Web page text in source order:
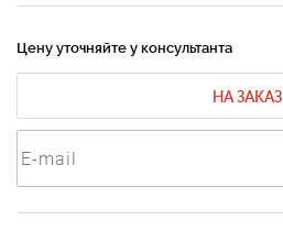
Цену уточняйте у консультанта
НА ЗАКАЗ